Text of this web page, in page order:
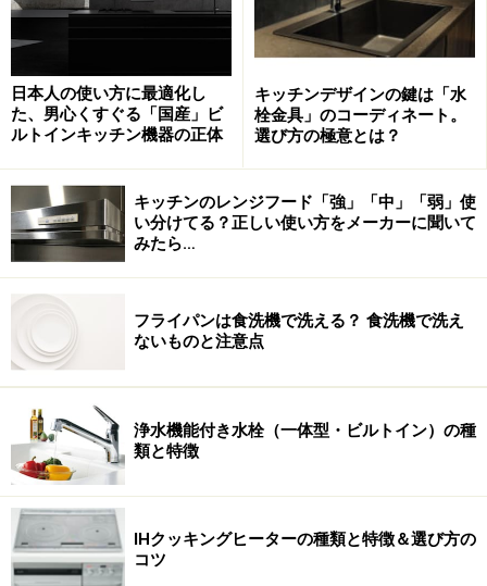
キッチンに関する様々なご質問にお答えしています。
新築やリフォームの時、
キッチンのことでわからないことがあったら、
掲示板への書込みはこちら
日本人の使い方に最適化し
た、男心くすぐる「国産」ビ
ルトインキッチン機器の正体
キッチンデザインの鍵は「水
栓金具」のコーディネート。
選び方の極意とは？
キッチンのレンジフード「強」「中」「弱」使
い分けてる？正しい使い方をメーカーに聞いて
みたら…
フライパンは食洗機で洗える？ 食洗機で洗え
ないものと注意点
浄水機能付き水栓（一体型・ビルトイン）の種
類と特徴
IHクッキングヒーターの種類と特徴＆選び方の
コツ